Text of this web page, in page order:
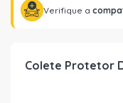
Verifique a
Colete Protetor